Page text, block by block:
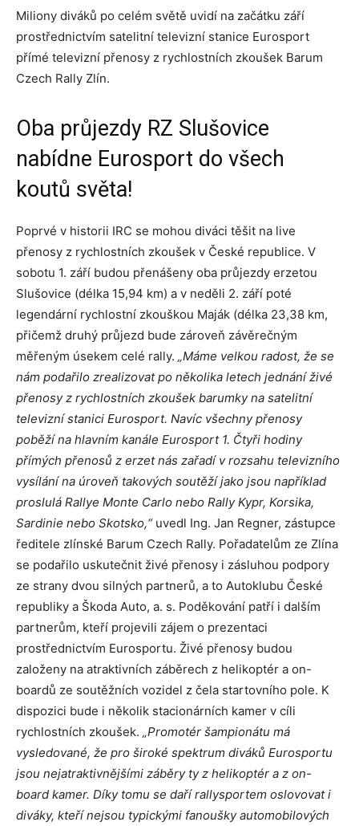
Miliony diváků po celém světě uvidí na začátku září
prostřednictvím satelitní televizní stanice Eurosport
přímé televizní přenosy z rychlostních zkoušek Barum
Czech Rally Zlín.
Oba průjezdy RZ Slušovice
nabídne Eurosport do všech
koutů světa!
Poprvé v historii IRC se mohou diváci těšit na live
přenosy z rychlostních zkoušek v České republice. V
sobotu 1. září budou přenášeny oba průjezdy erzetou
Slušovice (délka 15,94 km) a v neděli 2. září poté
legendární rychlostní zkouškou Maják (délka 23,38 km,
přičemž druhý průjezd bude zároveň závěrečným
měřeným úsekem celé rally. „Máme velkou radost, že se
nám podařilo zrealizovat po několika letech jednání živé
přenosy z rychlostních zkoušek barumky na satelitní
televizní stanici Eurosport. Navíc všechny přenosy
poběží na hlavním kanále Eurosport 1. Čtyři hodiny
přímých přenosů z erzet nás zařadí v rozsahu televizního
vysílání na úroveň takových soutěží jako jsou například
proslulá Rallye Monte Carlo nebo Rally Kypr, Korsika,
Sardinie nebo Skotsko,“uvedl Ing. Jan Regner, zástupce
ředitele zlínské Barum Czech Rally. Pořadatelům ze Zlína
se podařilo uskutečnit živé přenosy i zásluhou podpory
ze strany dvou silných partnerů, a to Autoklubu České
republiky a Škoda Auto, a. s. Poděkování patří i dalším
partnerům, kteří projevili zájem o prezentaci
prostřednictvím Eurosportu. Živé přenosy budou
založeny na atraktivních záběrech z helikoptér a on-
boardů ze soutěžních vozidel z čela startovního pole. K
dispozici bude i několik stacionárních kamer v cíli
rychlostních zkoušek. „Promotér šampionátu má
vysledované, že pro široké spektrum diváků Eurosportu
jsou nejatraktivnějšími záběry ty z helikoptér a z on-
board kamer. Díky tomu se daří rallysportem oslovovat i
diváky, kteří nejsou typickými fanoušky automobilových